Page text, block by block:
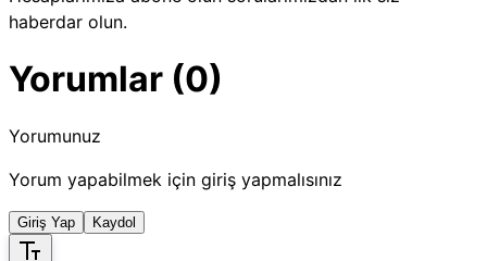
haberdar olun.
Yorumlar (0)
Yorumunuz
Yorum yapabilmek için giriş yapmalısınız
Giriş Yap Kaydol